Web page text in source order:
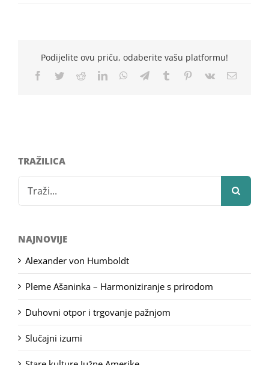
Podijelite ovu priču, odaberite vašu platformu!
Facebook
TwitterRedditLinkedInWhatsApp
TelegramTumblr Pinterest
Vk Email
TRAŽILICA
Search
for:
NAJNOVIJE
Alexander von Humboldt
Pleme Ašaninka – Harmoniziranje s prirodom
Duhovni otpor i trgovanje pažnjom
Slučajni izumi